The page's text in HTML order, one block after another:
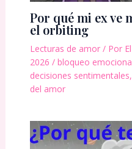
Por qué mi ex ve
el orbiting
Lecturas de amor/ Por
2026 / bloqueo
decisiones sentimentales,
del amor